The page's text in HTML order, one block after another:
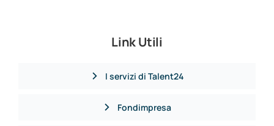
Link Utili
I servizi di Talent24
Fondimpresa